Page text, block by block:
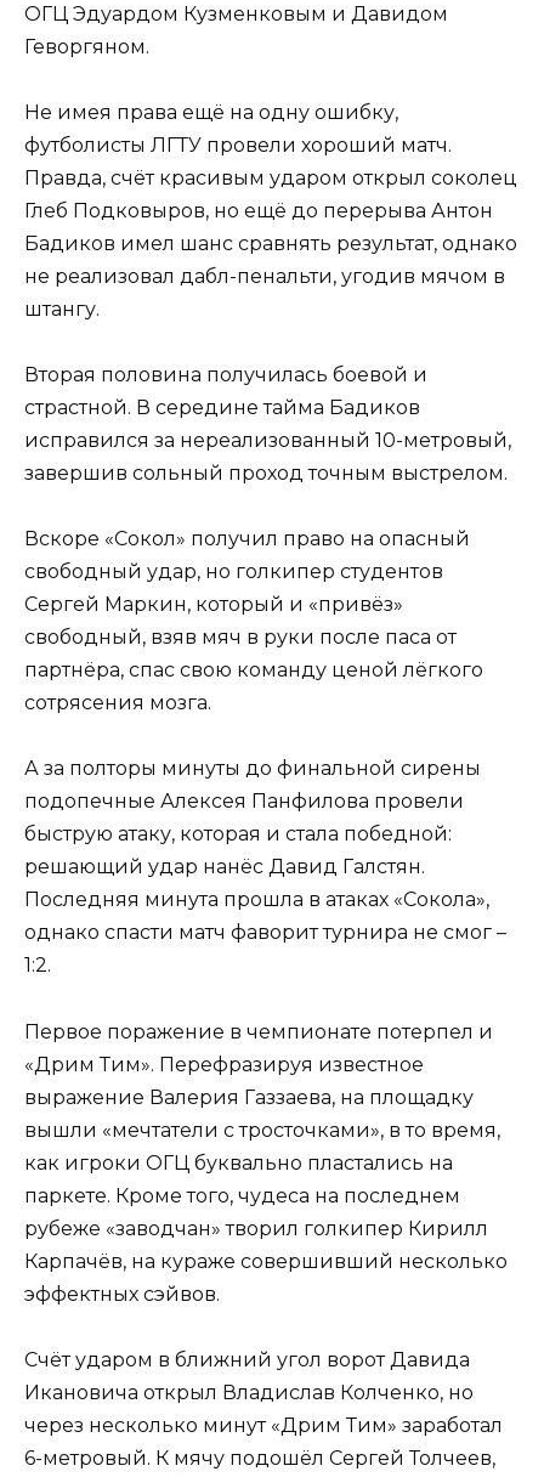
ОГЦ Эдуардом Кузменковым и Давидом
Геворгяном.
Не имея права ещё на одну ошибку,
футболисты ЛГТУ провели хороший матч.
Правда, счёт красивым ударом открыл соколец
Глеб Подковыров, но ещё до перерыва Антон
Бадиков имел шанс сравнять результат, однако
не реализовал дабл-пенальти, угодив мячом в
штангу.
Вторая половина получилась боевой и
страстной. В середине тайма Бадиков
исправился за нереализованный 10-метровый,
завершив сольный проход точным выстрелом.
Вскоре «Сокол» получил право на опасный
свободный удар, но голкипер студентов
Сергей Маркин, который и «привёз»
свободный, взяв мяч в руки после паса от
партнёра, спас свою команду ценой лёгкого
сотрясения мозга.
А за полторы минуты до финальной сирены
подопечные Алексея Панфилова провели
быструю атаку, которая и стала победной:
решающий удар нанёс Давид Галстян.
Последняя минута прошла в атаках «Сокола»,
однако спасти матч фаворит турнира не смог –
1:2.
Первое поражение в чемпионате потерпел и
«Дрим Тим». Перефразируя известное
выражение Валерия Газзаева, на площадку
вышли «мечтатели с тросточками», в то время,
как игроки ОГЦ буквально пластались на
паркете. Кроме того, чудеса на последнем
рубеже «заводчан» творил голкипер Кирилл
Карпачёв, на кураже совершивший несколько
эффектных сэйвов.
Счёт ударом в ближний угол ворот Давида
Икановича открыл Владислав Колченко, но
через несколько минут «Дрим Тим» заработал
6-метровый. К мячу подошёл Сергей Толчеев,